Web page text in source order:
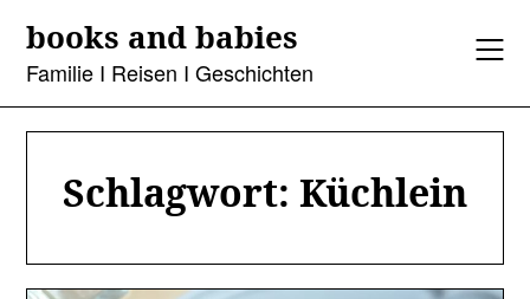
content
books and babies
Familie I Reisen I Geschichten
Schlagwort: Küchlein